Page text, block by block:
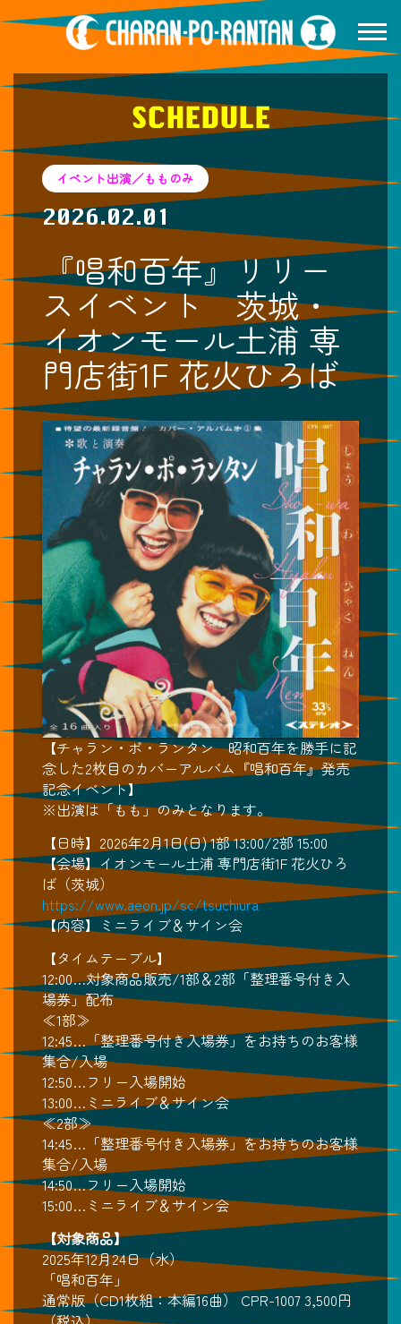
SCHEDULE
イベント出演／もものみ
2026.02.01
『唱和百年』リリー
スイベント 茨城・
イオンモール土浦 専
門店街1F 花火ひろば
【チャラン・ポ・ランタン 昭和百年を勝手に記
念した2枚目のカバーアルバム『唱和百年』発売
記念イベント】
※出演は「もも」のみとなります。
【日時】2026年2月1日(日) 1部 13:00/2部 15:00
【会場】イオンモール土浦 専門店街1F 花火ひろ
ば（茨城）
https://www.aeon.jp/sc/tsuchiura
【内容】ミニライブ＆サイン会
【タイムテーブル】
12:00…対象商品販売/1部＆2部「整理番号付き入
場券」配布
≪1部≫
12:45…「整理番号付き入場券」をお持ちのお客様
集合/入場
12:50…フリー入場開始
13:00…ミニライブ＆サイン会
≪2部≫
14:45…「整理番号付き入場券」をお持ちのお客様
集合/入場
14:50…フリー入場開始
15:00…ミニライブ＆サイン会
【対象商品】
2025年12月24日（水）
「唱和百年」
通常版（CD1枚組：本編16曲） CPR-1007 3,500円